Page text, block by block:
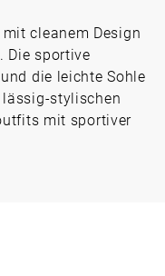
cleanem Design
Die sportive
die leichte Sohle
stylischen
mit sportiver